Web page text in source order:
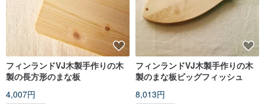
フィンランドVJ木製手作りの木
製の長方形のまな板
4,007円
フィンランドVJ木製手作りの木
製のまな板ビッグフィッシュ
8,013円